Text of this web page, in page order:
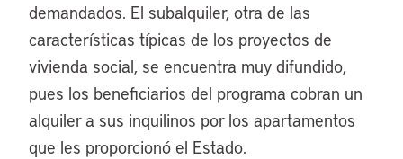
demandados. El subalquiler, otra de las
características típicas de los proyectos de
vivienda social, se encuentra muy difundido,
pues los beneficiarios del programa cobran un
alquiler a sus inquilinos por los apartamentos
que les proporcionó el Estado.